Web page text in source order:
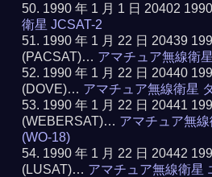
1990 年 1 月 1 日 20402
衛星 JCSAT-2
1990 年 1 月 22 日 20439
(PACSAT)… アマチュア無線衛
1990 年 1 月 22 日 20440
(DOVE)… アマチュア無線衛星
1990 年 1 月 22 日 20441
(WEBERSAT)… アマチュア無
(WO-18)
1990 年 1 月 22 日 20442
(LUSAT)… アマチュア無線衛星